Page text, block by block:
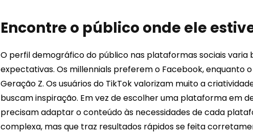
Encontre o público onde ele
O perfil demográfico do público nas plataformas sociais varia
expectativas. Os millennials preferem o Facebook, enquanto
Geração Z. Os usuários do TikTok valorizam muito a
buscam inspiração. Em vez de escolher uma plataforma em
precisam adaptar o conteúdo às necessidades de cada
complexa, mas que traz resultados rápidos se feita